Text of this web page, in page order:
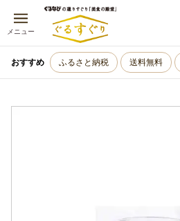
メニュー
おすすめ ふるさと納税 送料無料